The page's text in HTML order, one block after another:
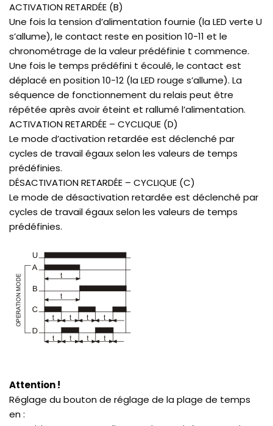
ACTIVATION RETARDÉE (B)
Une fois la tension d’alimentation fournie (la LED verte U
s’allume), le contact reste en position 10-11 et le
chronométrage de la valeur prédéfinie t commence.
Une fois le temps prédéfini t écoulé, le contact est
déplacé en position 10-12 (la LED rouge s’allume). La
séquence de fonctionnement du relais peut être
répétée après avoir éteint et rallumé l’alimentation.
ACTIVATION RETARDÉE – CYCLIQUE (D)
Le mode d’activation retardée est déclenché par
cycles de travail égaux selon les valeurs de temps
prédéfinies.
DÉSACTIVATION RETARDÉE – CYCLIQUE (C)
Le mode de désactivation retardée est déclenché par
cycles de travail égaux selon les valeurs de temps
prédéfinies.
Attention !
Réglage du bouton de réglage de la plage de temps
en :